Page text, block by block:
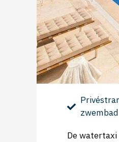
zwembad
De watertaxi